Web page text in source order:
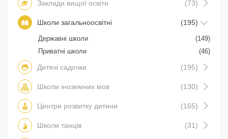
Заклади вищої освіти (73)
Школи загальноосвітні (195)
Державні школи
(149)
Приватні школи
(46)
Дитячі садочки (195)
Школи іноземних мов (130)
Центри розвитку дитини (165)
Школи танців (31)